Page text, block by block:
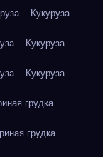
Кукуруза
Кукуруза
Кукуруза
грудка
грудка